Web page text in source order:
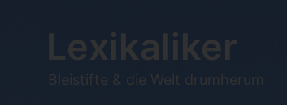
Lexikaliker
Bleistifte & die Welt drumherum